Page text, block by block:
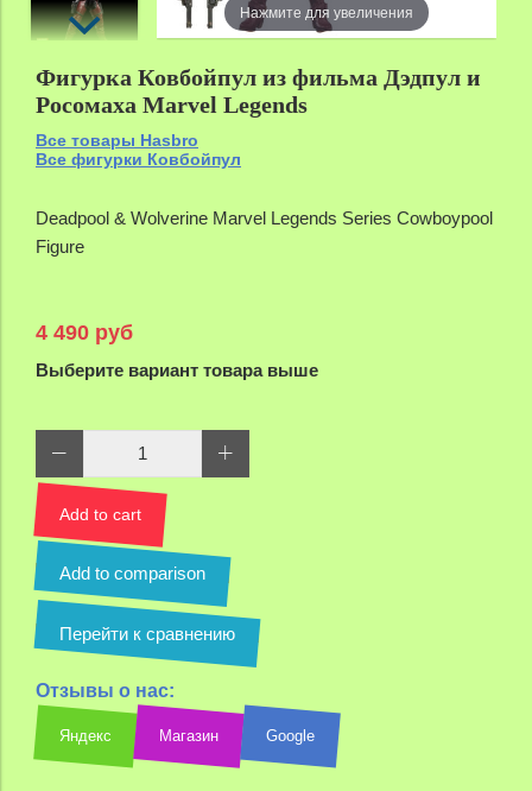
Нажмите для увеличения
Фигурка Ковбойпул из фильма Дэдпул и
Росомаха Marvel Legends
Все товары Hasbro
Все фигурки Ковбойпул
Deadpool & Wolverine Marvel Legends Series Cowboypool
Figure
4 490 руб
Выберите вариант товара выше
Add to cart
Add to comparison
Перейти к сравнению
Отзывы о нас:
Яндекс Магазин Google